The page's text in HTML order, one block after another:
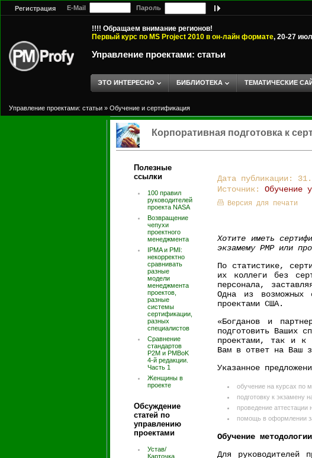
Регистрация E-Mail Пароль
!!!! Обращаем внимание регионов!
Первый курс по MS Project 2010 в он-лайн формате, 20-27
Управление проектами: статьи
ЭТО ИНТЕРЕСНО БИБЛИОТЕКА ТЕМАТИЧЕСКИЕ
Управление проектами: статьи » Обучение и сертификация
Корпоративная подготовка к
Полезные
ссылки
100 правил
руководителей
проекта NASA
Возвращение
чепухи
проектного
менеджмента
IPMA и PMI:
некорректно
сравнивать
разные
модели
менеджмента
проектов,
разные
системы
сертификации,
разных
специалистов
Сравнение
стандартов
P2M и PMBoK
4-й редакции.
Часть 1
Женщины в
проекте
Обсуждение
статей по
управлению
проектами
Устав/
Карточка
Дата публикации:
Источник: Обучение
Версия для печати
Хотите иметь
экзамему PMP или
По статистике,
их коллеги без
персонала,
Одна из возможных
проектами США.
«Богданов и
подготовить Ваших
проектами, так и к
Вам в ответ на Ваш
Указанное
обучение на курсах по
подготовку к экзамену
проведение аттестации
помощь в оформлении
Обучение
Для руководителей